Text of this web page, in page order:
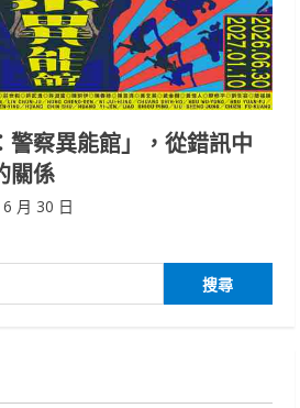
警察異能館」，從錯訊中
關係
月 30 日